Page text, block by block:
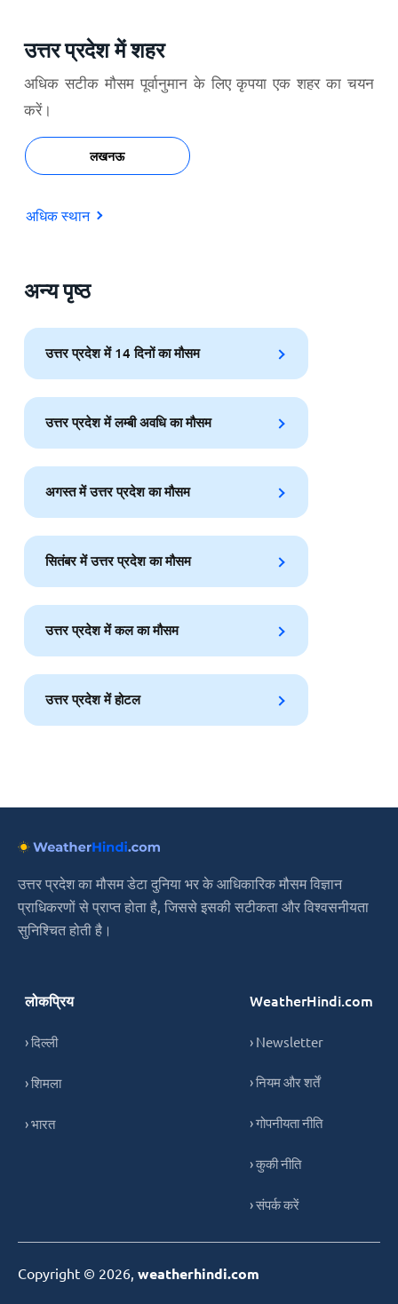
उत्तर प्रदेश में शहर
अधिक सटीक मौसम पूर्वानुमान के लिए कृपया एक शहर का चयन
करें।
लखनऊ
अधिक स्थान
अन्य पृष्ठ
उत्तर प्रदेश में 14 दिनों का मौसम
उत्तर प्रदेश में लम्बी अवधि का मौसम
अगस्त में उत्तर प्रदेश का मौसम
सितंबर में उत्तर प्रदेश का मौसम
उत्तर प्रदेश में कल का मौसम
उत्तर प्रदेश में होटल
उत्तर प्रदेश का मौसम डेटा दुनिया भर के आधिकारिक मौसम विज्ञान
प्राधिकरणों से प्राप्त होता है, जिससे इसकी सटीकता और विश्वसनीयता
सुनिश्चित होती है।
लोकप्रिय
› दिल्ली
› शिमला
› भारत
WeatherHindi.com
› Newsletter
› नियम और शर्तें
› गोपनीयता नीति
› कुकी नीति
› संपर्क करें
Copyright © 2026, weatherhindi.com